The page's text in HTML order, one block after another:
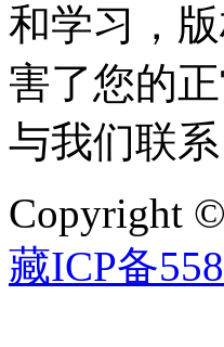
和学习，
害了您的
与我们联
Copyright
藏ICP备